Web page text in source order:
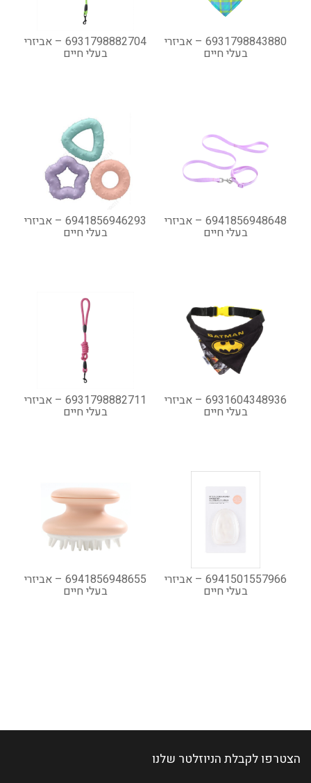
6931798843880 – אביזרי
בעלי חיים
6931798882704 – אביזרי
בעלי חיים
6941856948648 – אביזרי
בעלי חיים
6941856946293 – אביזרי
בעלי חיים
6931604348936 – אביזרי
בעלי חיים
6931798882711 – אביזרי
בעלי חיים
6941501557966 – אביזרי
בעלי חיים
6941856948655 – אביזרי
בעלי חיים
הצטרפו לקבלת הניוזלטר שלנו